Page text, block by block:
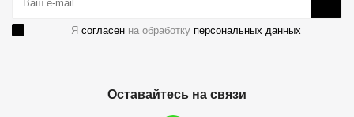
Я согласен на обработку персональных данных
Оставайтесь на связи